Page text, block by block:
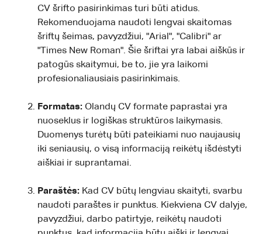
CV šrifto pasirinkimas turi būti atidus.
Rekomenduojama naudoti lengvai skaitomas
šriftų šeimas, pavyzdžiui, "Arial", "Calibri" ar
"Times New Roman". Šie šriftai yra labai aiškūs ir
patogūs skaitymui, be to, jie yra laikomi
profesionaliausiais pasirinkimais.
Formatas: Olandų CV formate paprastai yra
nuoseklus ir logiškas struktūros laikymasis.
Duomenys turėtų būti pateikiami nuo naujausių
iki seniausių, o visą informaciją reikėtų išdėstyti
aiškiai ir suprantamai.
Paraštės: Kad CV būtų lengviau skaityti, svarbu
naudoti paraštes ir punktus. Kiekviena CV dalyje,
pavyzdžiui, darbo patirtyje, reikėtų naudoti